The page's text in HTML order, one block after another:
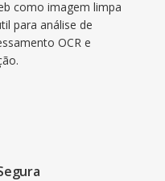
como imagem limpa
para análise de
OCR e